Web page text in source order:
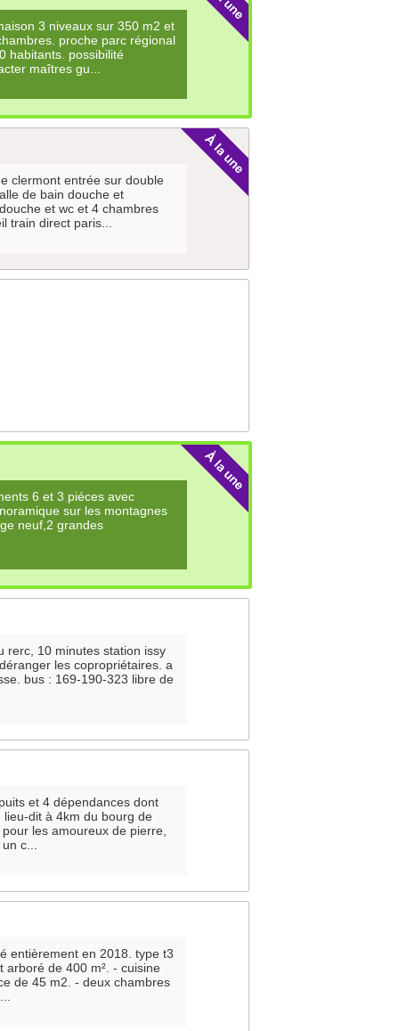
3 niveaux sur 350 m2 et
proche parc régional
habitants. possibilité
maîtres gu...
clermont entrée sur double
de bain douche et
et wc et 4 chambres
train direct paris...
6 et 3 piéces avec
sur les montagnes
neuf,2 grandes
rerc, 10 minutes station issy
les copropriétaires. a
bus : 169-190-323 libre de
et 4 dépendances dont
dit à 4km du bourg de
les amoureux de pierre,
c...
entièrement en 2018. type t3
arboré de 400 m². - cuisine
de 45 m2. - deux chambres